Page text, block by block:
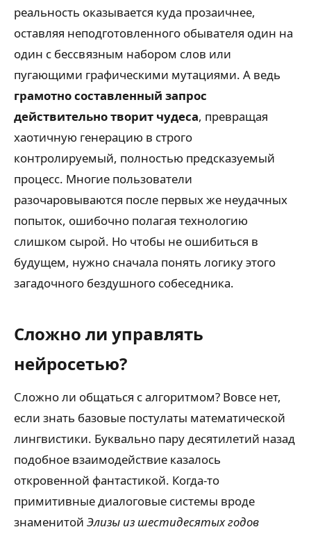
реальность оказывается куда прозаичнее,
оставляя неподготовленного обывателя один на
один с бессвязным набором слов или
пугающими графическими мутациями. А ведь
грамотно составленный запрос
действительно творит чудеса, превращая
хаотичную генерацию в строго
контролируемый, полностью предсказуемый
процесс. Многие пользователи
разочаровываются после первых же неудачных
попыток, ошибочно полагая технологию
слишком сырой. Но чтобы не ошибиться в
будущем, нужно сначала понять логику этого
загадочного бездушного собеседника.
Сложно ли управлять
нейросетью?
Сложно ли общаться с алгоритмом? Вовсе нет,
если знать базовые постулаты математической
лингвистики. Буквально пару десятилетий назад
подобное взаимодействие казалось
откровенной фантастикой. Когда-то
примитивные диалоговые системы вроде
знаменитой Элизы из шестидесятых годов